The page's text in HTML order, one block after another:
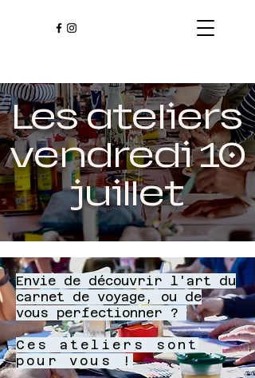
Les ateliers
vendredi 10
juillet
Envie de découvrir l'art du
carnet de voyage, ou de
vous perfectionner ?
Ces ateliers sont
pour vous !